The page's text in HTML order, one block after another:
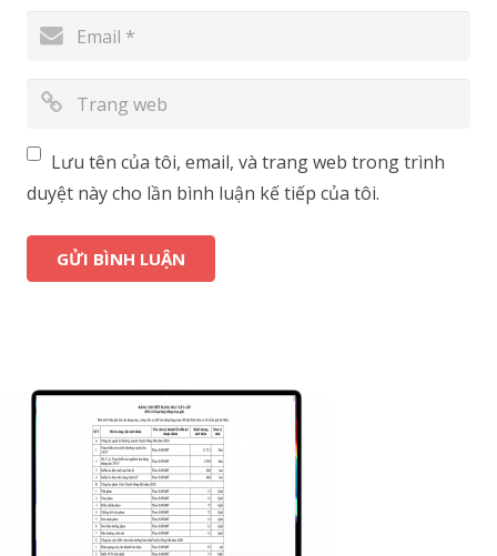
Lưu tên của tôi, email, và trang web trong trình
duyệt này cho lần bình luận kế tiếp của tôi.